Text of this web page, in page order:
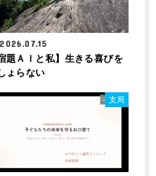
2026.07.15
宿題ＡＩと私】生きる喜びを
ょらない
支局